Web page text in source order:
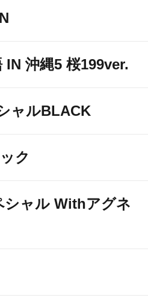
IN 沖縄5 桜199ver.
ャルBLACK
ク
シャル Withアグネ